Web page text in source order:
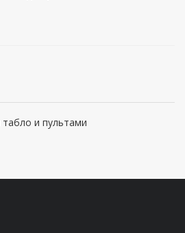
табло и пультами